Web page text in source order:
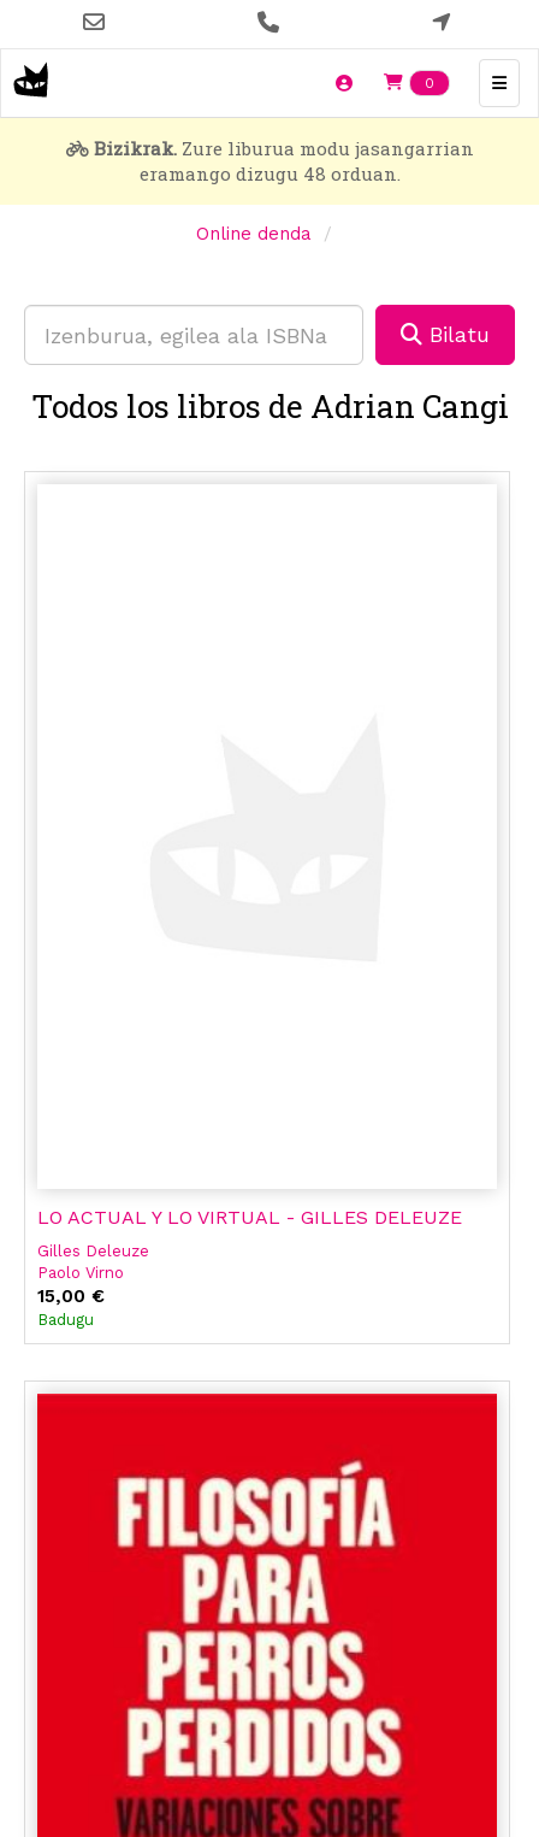
main
content
0 Items en
Bizikrak.Zure liburua modu jasangarrian
eramango dizugu 48 orduan.
Online denda
Bilatu
Todos los libros de Adrian Cangi
LO ACTUAL Y LO VIRTUAL - GILLES DELEUZE
Gilles Deleuze
Paolo Virno
François Dosse
Adrian Cangi
15,00 €
Badugu